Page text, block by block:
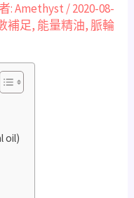
:Amethyst /2020-08-
補足, 能量精油, 脈輪
oil)